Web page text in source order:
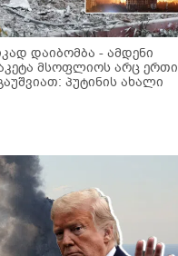
დაიბომბა - ამდენი
მსოფლიოს არც ერთი
პუტინის ახალი